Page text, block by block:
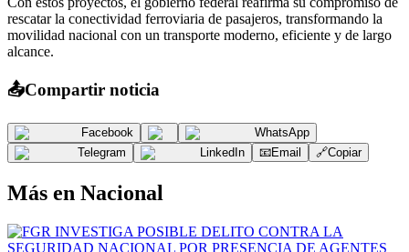
rescatar la conectividad ferroviaria de pasajeros, transformando la
movilidad nacional con un transporte moderno, eficiente y de largo
alcance.
📤Compartir noticia
Facebook
WhatsApp
Telegram
LinkedIn 📧Email 🔗Copiar
Más en Nacional